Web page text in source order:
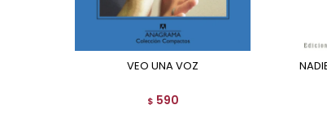
VEO UNA VOZ
$ 590